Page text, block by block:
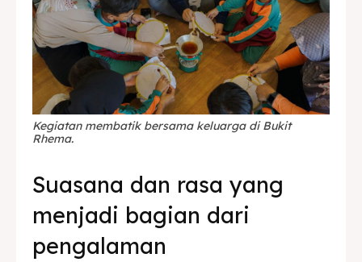
Kegiatan membatik bersama keluarga di Bukit
Rhema.
Suasana dan rasa yang
menjadi bagian dari
pengalaman